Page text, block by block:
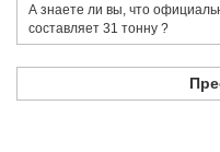
​А знаете ли вы, что
составляет 31 тонну ?